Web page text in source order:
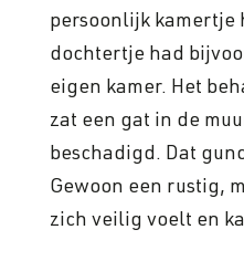
persoonlijk kamertje
dochtertje had
eigen kamer. Het
zat een gat in de
beschadigd. Dat
Gewoon een rustig,
zich veilig voelt en